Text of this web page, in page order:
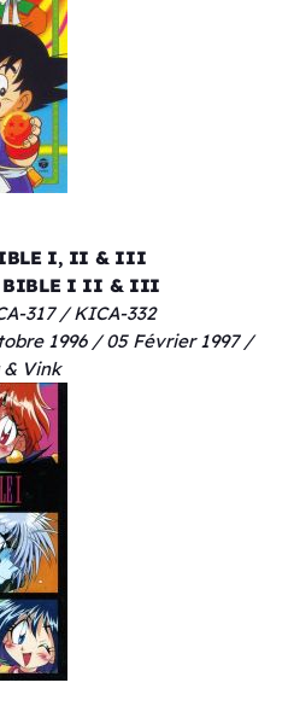
BIBLE I, II & III
BIBLE I II & III
317 / KICA-332
1996 / 05 Février 1997 /
& Vink